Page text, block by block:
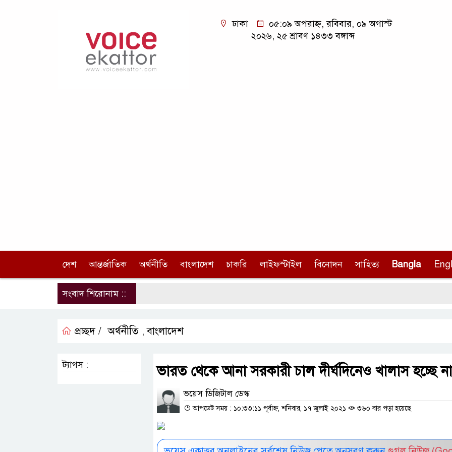
ঢাকা
০৫:০৯ অপরাহ্ন, রবিবার, ০৯ অগাস্ট
২০২৬, ২৫ শ্রাবণ ১৪৩৩ বঙ্গাব্দ
দেশ আন্তর্জাতিক অর্থনীতি বাংলাদেশ চাকরি লাইফস্টাইল বিনোদন সাহিত্য Bangla
সংবাদ শিরোনাম ::
প্রচ্ছদ / অর্থনীতি ,বাংলাদেশ
ভারত থেকে আনা সরকারী চাল দীর্ঘদিনেও খালাস হচ্ছে না
ভয়েস ডিজিটাল ডেস্ক
আপডেট সময় : ১০:৩৩:১১ পূর্বাহ্ন, শনিবার, ১৭ জুলাই ২০২১ ৩৬০ বার পড়া হয়েছে
ট্যাগস :